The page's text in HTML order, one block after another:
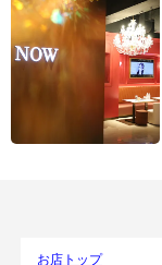
お店トップ